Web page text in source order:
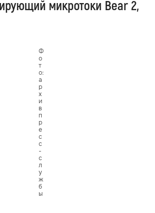
микротоки Bear 2,
Ф
о
т
о:
а
р
х
и
в
п
р
е
с
с
-
с
л
у
ж
б
ы